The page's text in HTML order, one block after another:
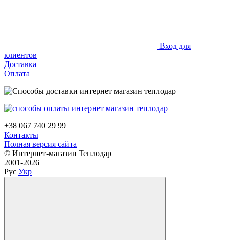
Вход для
клиентов
Доставка
Оплата
+38 067 740 29 99
Контакты
Полная версия сайта
© Интернет-магазин Теплодар
2001-2026
Рус Укр